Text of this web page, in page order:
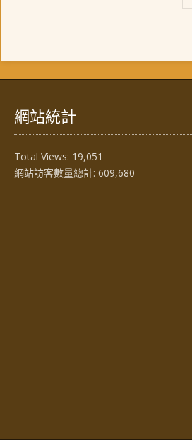
網站統計
Total Views: 19,051
網站訪客數量總計: 609,680